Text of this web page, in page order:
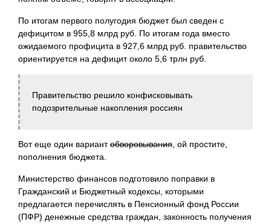
По итогам первого полугодия бюджет был сведен с
дефицитом в 955,8 млрд руб. По итогам года вместо
ожидаемого профицита в 927,6 млрд руб. правительство
ориентируется на дефицит около 5,6 трлн руб.
Правительство решило конфисковывать
подозрительные накопления россиян
Вот еще один вариантобворовывания , ой простите,
пополнения бюджета.
Министерство финансов подготовило поправки в
Гражданский и Бюджетный кодексы, которыми
предлагается перечислять в Пенсионный фонд России
(ПФР) денежные средства граждан, законность получения